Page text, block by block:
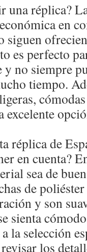
una réplica?
en
siguen
es perfecto
no siempre
tiempo.
excelente
réplica de
en cuenta?
sea de
de
y son
sienta
la selección
los